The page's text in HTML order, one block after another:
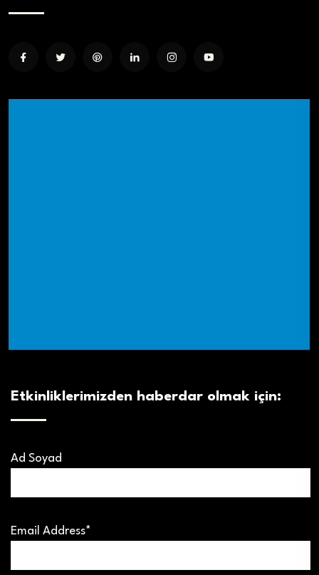
Etkinliklerimizden haberdar olmak için:
Ad Soyad
Email Address*